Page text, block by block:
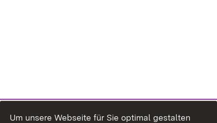
Um unsere Webseite für Sie optimal gestalten